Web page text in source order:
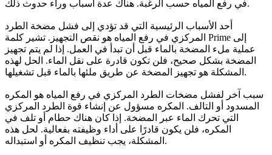
في رفع المياه حسب الرغبة. هناك عدة أسباب وراء حدوث ذلك.
أحد الأسباب الرئيسية التي قد تؤدي إلى فشل مضخة الطرد
المركزي في رفع المياه هو نقص التجهيز. تشير كلمة Prime إلى
عملية ملء المضخة بالماء قبل أن تبدأ في العمل. إذا لم يتم تجهيز
المضخة بشكل صحيح، فلن تكون قادرة على نقل الماء. الحل لهذه
المشكلة هو تجهيز المضخة عن طريق ملئها بالماء قبل تشغيلها.
سبب آخر لفشل مضخات الطرد المركزي في رفع المياه هو المكره
المسدود أو التالف. المكره مسؤول عن إنشاء قوة الطرد المركزي
التي تحرك الماء عبر المضخة. إذا كان هناك حطام أو تلف في
المكره، فلن يكون قادرًا على أداء وظيفته بفعالية. لحل هذه
المشكلة، يجب تنظيف المكره أو استبداله.